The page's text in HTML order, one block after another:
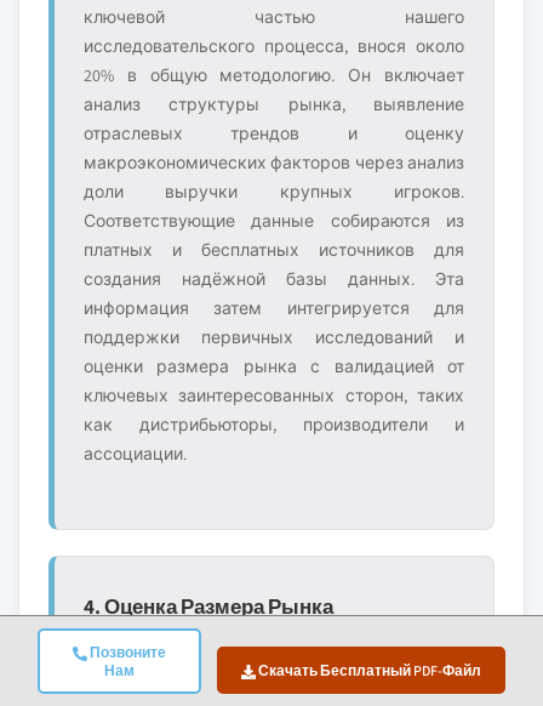
Позвоните
Нам
Скачать Бесплатный PDF-Файл
ключевой частью нашего
исследовательского процесса, внося около
20% в общую методологию. Он включает
анализ структуры рынка, выявление
отраслевых трендов и оценку
макроэкономических факторов через анализ
доли выручки крупных игроков.
Соответствующие данные собираются из
платных и бесплатных источников для
создания надёжной базы данных. Эта
информация затем интегрируется для
поддержки первичных исследований и
оценки размера рынка с валидацией от
ключевых заинтересованных сторон, таких
как дистрибьюторы, производители и
ассоциации.
4. Оценка Размера Рынка
Наша оценка размера рынка построена на
методе восходящего анализа, начиная с
данных о выручке компаний, полученных